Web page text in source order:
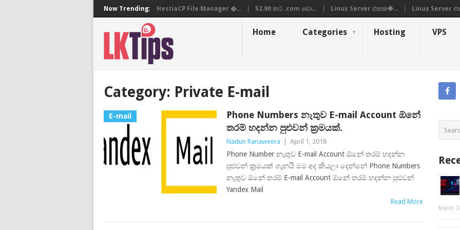
Now Trending: HestiaCP File Manager �... $2.90 කට .com ඩො... Linux Server එකක�... Linux Server
Home Categories Hosting VPS
Category: Private E-mail
E-mail
Phone Numbers නැතුව E-mail Account ඕනේ
තරම් හදන්න පුළුවන් ක්‍රමයක්.
Nadun Ranaweera April 1, 2018
Phone Number නැතුව E-mail Account ඕනේ තරම් හදන්න
පුළුවන් ක්‍රමයක් ගැනයි මම අද කියලා දෙන්නේ Phone Numbers
නැතුව ඕනේ තරම් E-mail Account ඕනේ තරම් හදන්න පුළුවන්
Yandex Mail
Read More
March